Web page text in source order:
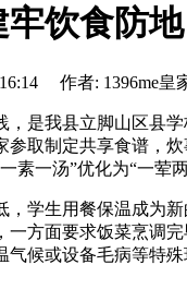
饮食防
作者: 1396me皇
我县立脚山区县学
参取制定共享食谱，
素一汤”优化为“一荤
生用餐保温成为新
一方面要求饭菜烹调
气候或设备毛病等特